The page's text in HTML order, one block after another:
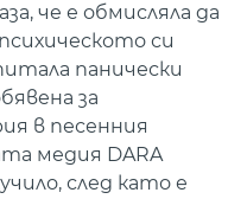
че е обмисляла да
си
панически
за
в песенния
медия DARA
след като е